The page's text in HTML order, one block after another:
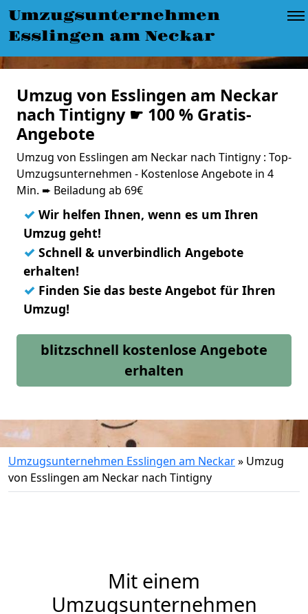
Umzugsunternehmen
Esslingen am Neckar
Umzug von Esslingen am Neckar
nach Tintigny ☛ 100 % Gratis-
Angebote
Umzug von Esslingen am Neckar nach Tintigny : Top-
Umzugsunternehmen - Kostenlose Angebote in 4
Min. ➨ Beiladung ab 69€
✓ Wir helfen Ihnen, wenn es um Ihren
Umzug geht!
✓ Schnell & unverbindlich Angebote
erhalten!
✓ Finden Sie das beste Angebot für Ihren
Umzug!
blitzschnell kostenlose Angebote
erhalten
Umzugsunternehmen Esslingen am Neckar» Umzug
von Esslingen am Neckar nach Tintigny
Mit einem
Umzugsunternehmen